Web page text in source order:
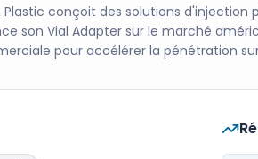
Plastic conçoit des solutions d'injection
son Vial Adapter sur le marché
pour accélérer la pénétration